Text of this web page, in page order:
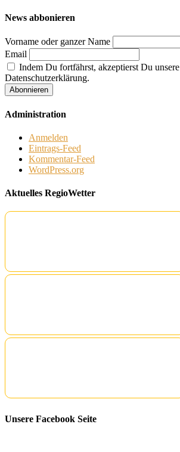
News abbonieren
Vorname oder ganzer Name
Email
Indem Du fortfährst, akzeptierst Du unsere
Datenschutzerklärung.
Administration
Anmelden
Eintrags-Feed
Kommentar-Feed
WordPress.org
Aktuelles RegioWetter
Unsere Facebook Seite